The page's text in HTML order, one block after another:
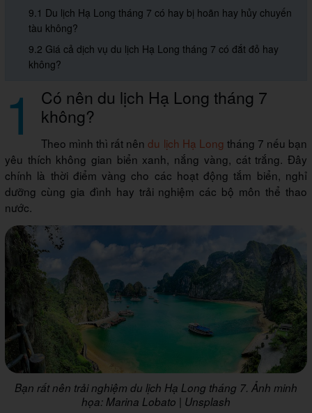
9.1 Du lịch Hạ Long tháng 7 có hay bị hoãn hay hủy chuyến
tàu không?
9.2 Giá cả dịch vụ du lịch Hạ Long tháng 7 có đắt đỏ hay
không?
1 Có nên du lịch Hạ Long tháng 7
không?
Theo mình thì rất nêndu lịch Hạ Long tháng 7 nếu bạn
yêu thích không gian biển xanh, nắng vàng, cát trắng. Đây
chính là thời điểm vàng cho các hoạt động tắm biển, nghỉ
dưỡng cùng gia đình hay trải nghiệm các bộ môn thể thao
nước.
Bạn rất nên trải nghiệm du lịch Hạ Long tháng 7. Ảnh minh
họa: Marina Lobato | Unsplash